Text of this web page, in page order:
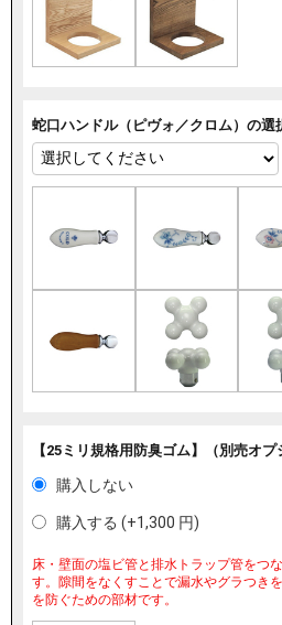
蛇口ハンドル（ピヴォ／クロム）の選
【25ミリ規格用防臭ゴム】（別売オプ
購入しない
購入する (+1,300 円)
床・壁面の塩ビ管と排水トラップ管をつ
す。隙間をなくすことで漏水やグラつき
を防ぐための部材です。